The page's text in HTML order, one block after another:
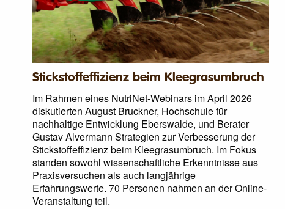
Stickstoffeffizienz beim Kleegrasumbruch
Im Rahmen eines NutriNet-Webinars im April 2026
diskutierten August Bruckner, Hochschule für
nachhaltige Entwicklung Eberswalde, und Berater
Gustav Alvermann Strategien zur Verbesserung der
Stickstoffeffizienz beim Kleegrasumbruch. Im Fokus
standen sowohl wissenschaftliche Erkenntnisse aus
Praxisversuchen als auch langjährige
Erfahrungswerte. 70 Personen nahmen an der Online-
Veranstaltung teil.